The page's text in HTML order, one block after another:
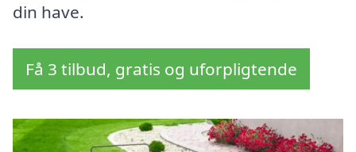
din have.
Få 3 tilbud, gratis og uforpligtende